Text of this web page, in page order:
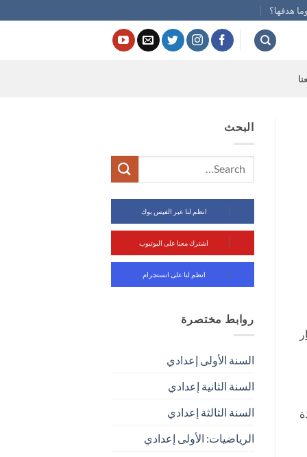
هدفها؟
البحث
انظم لنا عبر الفيس بوك
اشترك معنا على اليوتيوب
انظم لنا على انستجرام
روابط مختصرة
السنة الأولى إعدادي
السنة الثانية إعدادي
السنة الثالثة إعدادي
الرياضيات: الأولى إعدادي